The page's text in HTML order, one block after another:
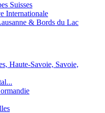
Suisses
Internationale
& Bords du Lac
Haute-Savoie, Savoie,